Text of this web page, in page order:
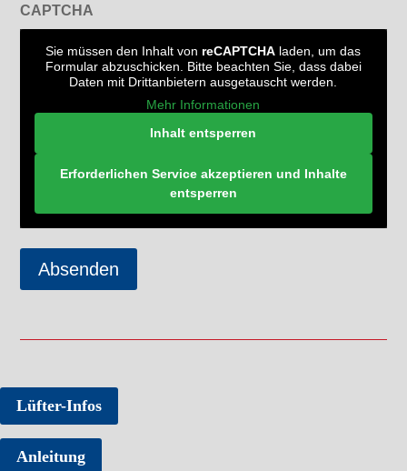
CAPTCHA
Sie müssen den Inhalt von reCAPTCHA laden, um das
Formular abzuschicken. Bitte beachten Sie, dass dabei
Daten mit Drittanbietern ausgetauscht werden.
Mehr Informationen
Inhalt entsperren
Erforderlichen Service akzeptieren und Inhalte
entsperren
Lüfter-Infos
Anleitung